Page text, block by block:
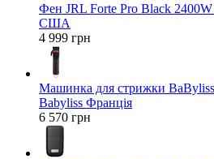
Фен JRL Forte Pro Black
США
4 999 грн
Машинка для стрижки
Babyliss Франція
6 570 грн